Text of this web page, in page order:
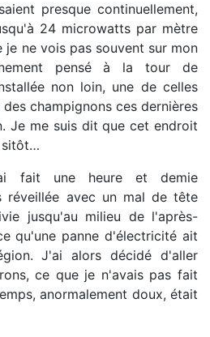
presque continuellement,
24 microwatts par mètre
je ne vois pas souvent sur mon
pensé à la tour de
non loin, une de celles
champignons ces dernières
Je me suis dit que cet endroit
sitôt…
fait une heure et demie
réveillée avec un mal de tête
jusqu'au milieu de l'après-
qu'une panne d'électricité ait
J'ai alors décidé d'aller
ce que je n'avais pas fait
anormalement doux, était